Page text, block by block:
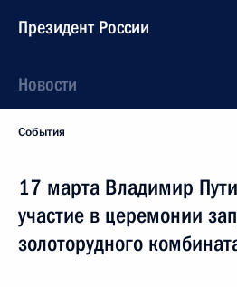
Президент России
Новости
События
17 марта Владимир
участие в церемонии
золоторудного